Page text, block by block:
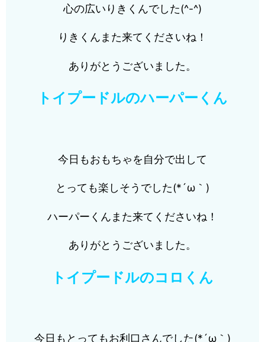
心の広いりきくんでした(^-^)
りきくんまた来てくださいね！
ありがとうございました。
トイプードルのハーパーくん
今日もおもちゃを自分で出して
とっても楽しそうでした(*´ω｀)
ハーパーくんまた来てくださいね！
ありがとうございました。
トイプードルのコロくん
今日もとってもお利口さんでした(*´ω｀)